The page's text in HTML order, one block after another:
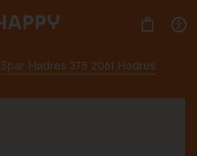
Spar Hadres 375 2061 Hadres